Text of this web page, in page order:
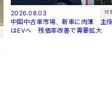
2026.08.03 特
中国中古車市場、新車に肉薄 主
はEVへ 残価率改善で需要拡大